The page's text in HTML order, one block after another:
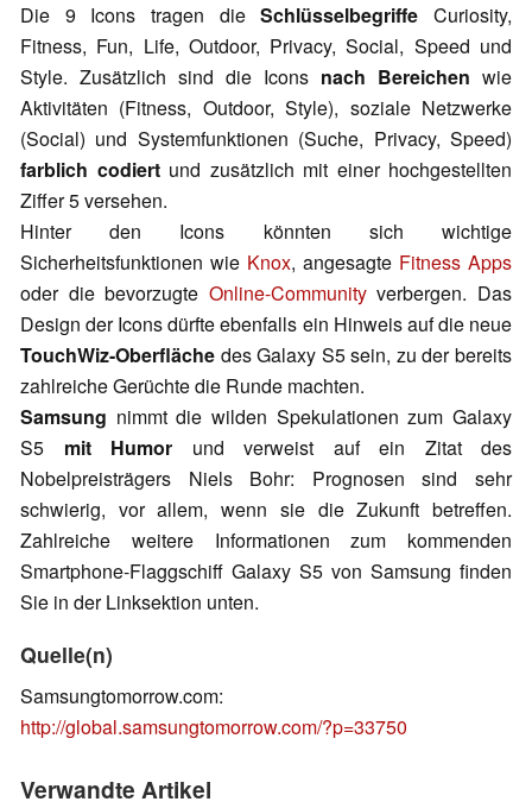
Die 9 Icons tragen dieSchlüsselbegriffe Curiosity,
Fitness, Fun, Life, Outdoor, Privacy, Social, Speed und
Style. Zusätzlich sind die Icons nach Bereichen wie
Aktivitäten (Fitness, Outdoor, Style), soziale Netzwerke
(Social) und Systemfunktionen (Suche, Privacy, Speed)
farblich codiertund zusätzlich mit einer hochgestellten
Ziffer 5 versehen.
Hinter den Icons könnten sich wichtige
Sicherheitsfunktionen wie Knox, angesagte Fitness Apps
oder die bevorzugte Online-Communityverbergen. Das
Design der Icons dürfte ebenfalls ein Hinweis auf die neue
TouchWiz-Oberfläche des Galaxy S5 sein, zu der bereits
zahlreiche Gerüchte die Runde machten.
Samsung nimmt die wilden Spekulationen zum Galaxy
S5 mit Humor und verweist auf ein Zitat des
Nobelpreisträgers Niels Bohr: Prognosen sind sehr
schwierig, vor allem, wenn sie die Zukunft betreffen.
Zahlreiche weitere Informationen zum kommenden
Smartphone-Flaggschiff Galaxy S5 von Samsung finden
Sie in der Linksektion unten.
Quelle(n)
Samsungtomorrow.com:
http://global.samsungtomorrow.com/?p=33750
Verwandte Artikel